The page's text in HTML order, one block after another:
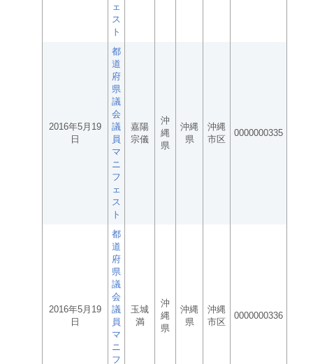
ェ
ス
ト
2016年5月19
日
都
道
府
県
議
会
議
員
マ
ニ
フ
ェ
ス
ト
嘉陽
宗儀
沖
縄
県
沖縄
県
沖縄
市区
0000000335
2016年5月19
日
都
道
府
県
議
会
議
員
マ
ニ
フ
玉城
満
沖
縄
県
沖縄
県
沖縄
市区
0000000336